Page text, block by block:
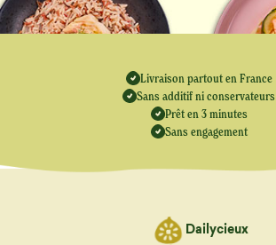
Livraison partout en France
Sans additif ni conservateurs
Prêt en 3 minutes
Sans engagement
Dailycieux